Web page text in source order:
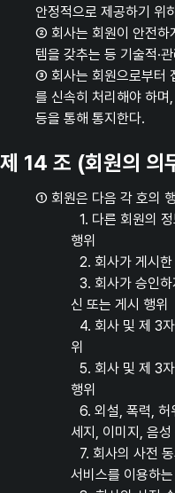
안정적으로 제공하기 위
② 회사는 회원이 안전하
템을 갖추는 등 기술적·
③ 회사는 회원으로부터
를 신속히 처리해야 하며
등을 통해 통지한다.
제 14 조 (회원의 의
① 회원은 다음 각 호의
1. 다른 회원의
행위
2. 회사가 게시
3. 회사가 승인
신 또는 게시 행위
4. 회사 및 제 3
위
5. 회사 및 제 3
행위
6. 외설, 폭력, 허
세지, 이미지, 음
7. 회사의 사전
서비스를 이용하